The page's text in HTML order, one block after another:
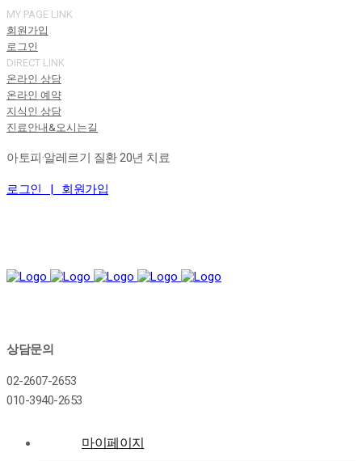
MY PAGE LINK
회원가입
로그인
DIRECT LINK
온라인 상담
온라인 예약
지식인 상담
진료안내&오시는길
아토피·알레르기 질환 20년 치료
로그인 | 회원가입
상담문의
02-2607-2653
010-3940-2653
마이페이지